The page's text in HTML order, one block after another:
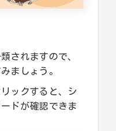
されますので、
ましょう。
ックすると、シ
ドが確認できま